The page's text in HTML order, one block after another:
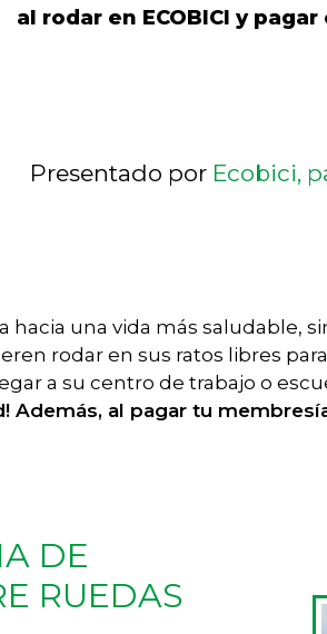
al rodar en ECOBICI y
Presentado por Ecobici,
hacia una vida más saludable,
rodar en sus ratos libres
a su centro de trabajo o
Además, al pagar tu
DE
RUEDAS